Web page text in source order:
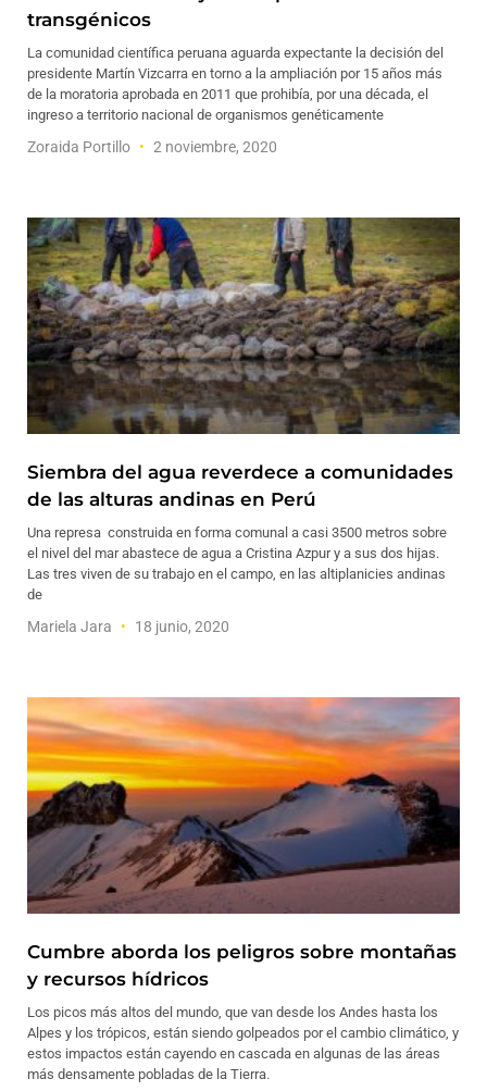
transgénicos
La comunidad científica peruana aguarda expectante la decisión del
presidente Martín Vizcarra en torno a la ampliación por 15 años más
de la moratoria aprobada en 2011 que prohibía, por una década, el
ingreso a territorio nacional de organismos genéticamente
Zoraida Portillo 2 noviembre, 2020
Siembra del agua reverdece a comunidades
de las alturas andinas en Perú
Una represa construida en forma comunal a casi 3500 metros sobre
el nivel del mar abastece de agua a Cristina Azpur y a sus dos hijas.
Las tres viven de su trabajo en el campo, en las altiplanicies andinas
de
Mariela Jara 18 junio, 2020
Cumbre aborda los peligros sobre montañas
y recursos hídricos
Los picos más altos del mundo, que van desde los Andes hasta los
Alpes y los trópicos, están siendo golpeados por el cambio climático, y
estos impactos están cayendo en cascada en algunas de las áreas
más densamente pobladas de la Tierra.